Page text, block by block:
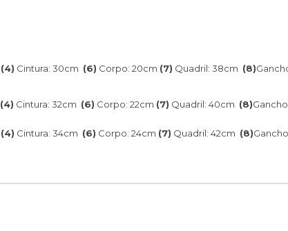
(4) Cintura: 30cm (6) Corpo: 20cm (7) Quadril: 38cm (8)
(4) Cintura: 32cm (6) Corpo: 22cm (7) Quadril: 40cm (8)
(4) Cintura: 34cm (6) Corpo: 24cm (7) Quadril: 42cm (8)